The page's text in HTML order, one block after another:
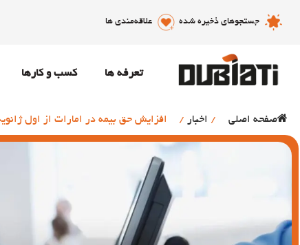
جستجوهای ذخیره شده علاقه‌مندی ها
تعرفه ها کسب و کارها
صفحه اصلی / اخبار / افزایش حق بیمه در امارات از اول ژانویه